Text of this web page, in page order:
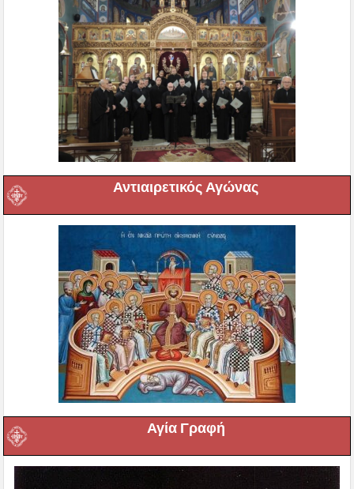
Αντιαιρετικός Αγώνας
Αγία Γραφή